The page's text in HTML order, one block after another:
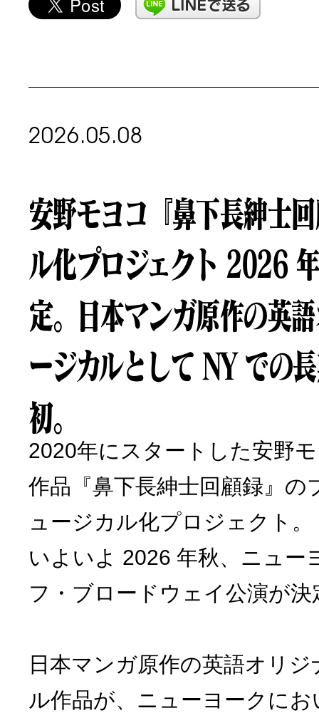
2026.05.08
安野モヨコ『鼻下長紳士
ル化プロジェクト 2026
定。日本マンガ原作の英
ージカルとして NY での
初。
2020年にスタートした安野
作品『鼻下長紳士回顧録』の
ュージカル化プロジェクト。
いよいよ 2026 年秋、ニュー
フ・ブロードウェイ公演が
日本マンガ原作の英語オリ
ル作品が、ニューヨークに